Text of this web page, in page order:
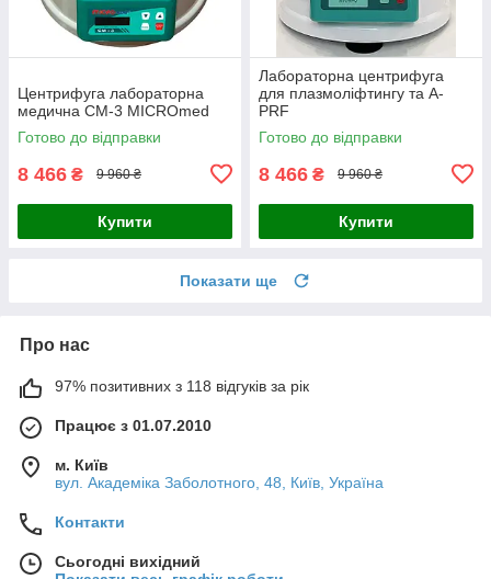
Центрифуга лабораторна
медична СМ-3 MICROmed
Готово до відправки
8 466 ₴ 9 960 ₴
Купити
Лабораторна центрифуга
для плазмоліфтингу та A-
PRF
Готово до відправки
8 466 ₴ 9 960 ₴
Купити
Показати ще
Про нас
97% позитивних з 118 відгуків за рік
Працює з 01.07.2010
м. Київ
вул. Академіка Заболотного, 48, Київ, Україна
Контакти
Сьогодні вихідний